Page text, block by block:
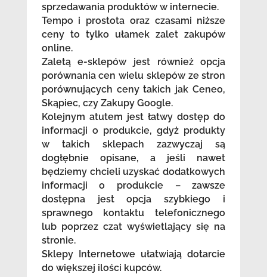
sprzedawania produktów w internecie.
Tempo i prostota oraz czasami niższe
ceny to tylko ułamek zalet zakupów
online.
Zaletą e-sklepów jest również opcja
porównania cen wielu sklepów ze stron
porównujących ceny takich jak Ceneo,
Skąpiec, czy Zakupy Google.
Kolejnym atutem jest łatwy dostęp do
informacji o produkcie, gdyż produkty
w takich sklepach zazwyczaj są
dogłębnie opisane, a jeśli nawet
będziemy chcieli uzyskać dodatkowych
informacji o produkcie – zawsze
dostępna jest opcja szybkiego i
sprawnego kontaktu telefonicznego
lub poprzez czat wyświetlający się na
stronie.
Sklepy Internetowe ułatwiają dotarcie
do większej ilości kupców.